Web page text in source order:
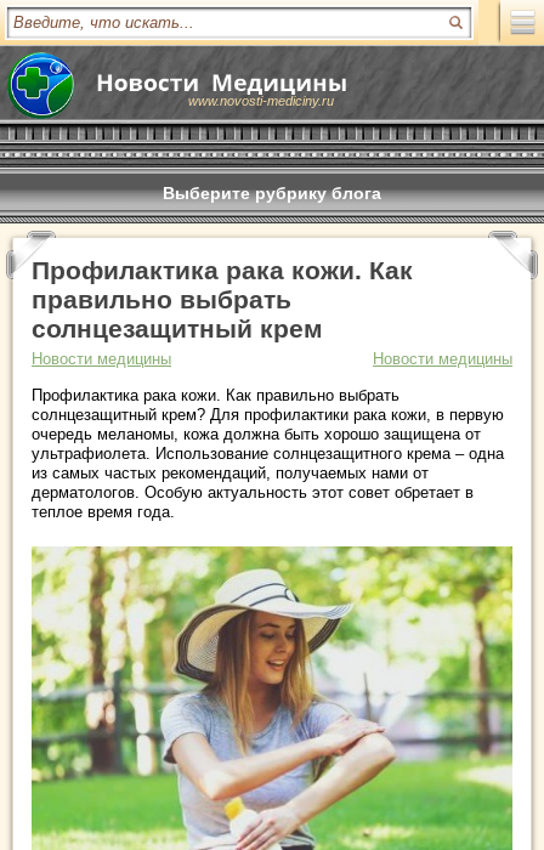
www.novosti-mediciny.ru
Выберите рубрику блога
Профилактика рака кожи. Как
правильно выбрать
солнцезащитный крем
Новости медицины
Новости медицины
Профилактика рака кожи. Как правильно выбрать
солнцезащитный крем? Для профилактики рака кожи, в первую
очередь меланомы, кожа должна быть хорошо защищена от
ультрафиолета. Использование солнцезащитного крема – одна
из самых частых рекомендаций, получаемых нами от
дерматологов. Особую актуальность этот совет обретает в
теплое время года.